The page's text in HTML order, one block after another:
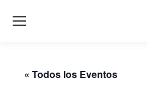
« Todos los Eventos